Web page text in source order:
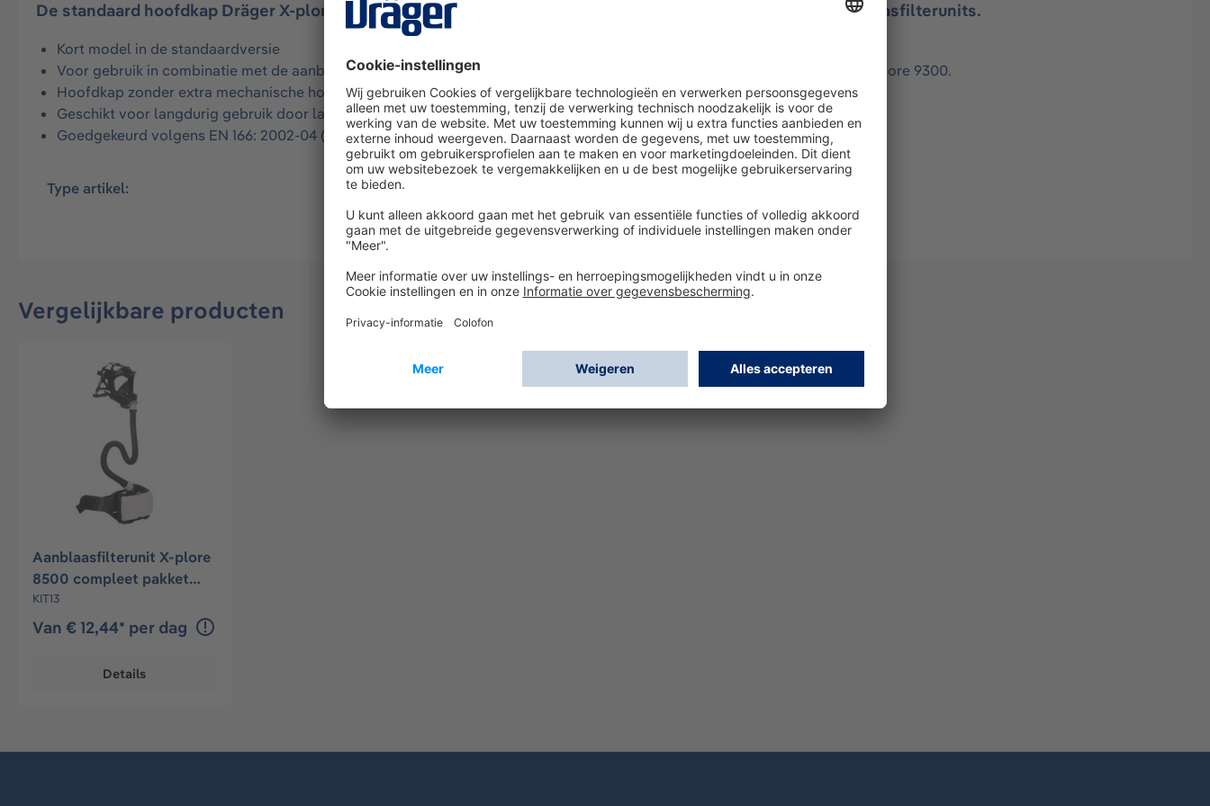
De standaard hoofdkap Dräger X-plore 8000, kort (L/XL) wordt gebruikt als ademluchtaansluiting met aanblaasfilterunits.
Kort model in de standaardversie
Voor gebruik in combinatie met de aanblaasfilterunits van de Dräger X-plore 8000 serie en luchtslangsystemen Dräger X-plore 9300.
Hoofdkap zonder extra mechanische hoofd- en oogbescherming
Geschikt voor langdurig gebruik door laag gewicht
Goedgekeurd volgens EN 166: 2002-04 (oogbescherming)
Type artikel: Huurartikel
Vergelijkbare producten
Aanblaasfilterunit X-plore
8500 compleet pakket
met masker
KIT13
Van € 12,44* per dag
Details